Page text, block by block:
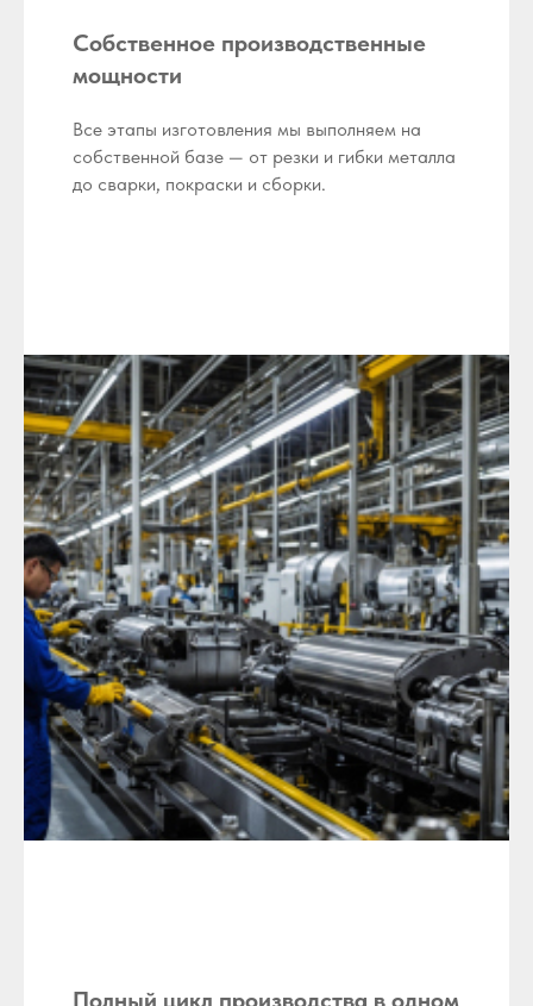
Собственное производственные
мощности
Все этапы изготовления мы выполняем на
собственной базе — от резки и гибки металла
до сварки, покраски и сборки.